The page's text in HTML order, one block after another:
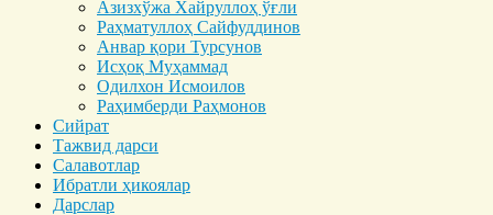
Азизхўжа Хайруллоҳ ўғли
Раҳматуллоҳ Сайфуддинов
Анвар қори Турсунов
Исҳоқ Муҳаммад
Одилхон Исмоилов
Раҳимберди Раҳмонов
Сийрат
Тажвид дарси
Салавотлар
Ибратли ҳикоялар
Дарслар